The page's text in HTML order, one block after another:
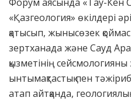
«Қазгеология» өкілдері
қатысып, жынысөзек
зертханада және Сауд
қызметінің
ынтымақтастық пен
атап айтқанда,